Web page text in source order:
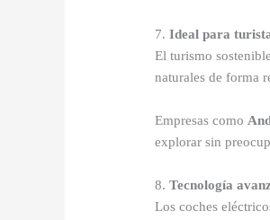
7.Ideal para
El turismo
naturales de forma
Empresas como
explorar sin
8.Tecnología
Los coches